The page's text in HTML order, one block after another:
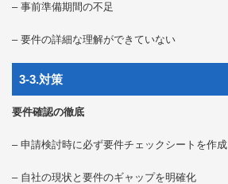
– 事前準備期間の不足
– 要件の詳細な理解ができていない
3-3.対策
要件確認の徹底
– 申請検討時に必ず要件チェックシートを作成
– 自社の現状と要件のギャップを明確化